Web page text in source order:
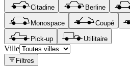
Citadine Berline
Monospace Coupé
Pick-up Utilitaire
Ville
Filtres